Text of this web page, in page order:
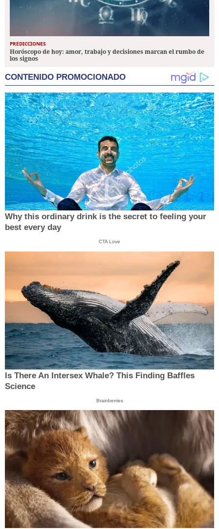
PREDICCIONES
Horóscopo de hoy: amor, trabajo y decisiones marcan el rumbo de
los signos
CONTENIDO PROMOCIONADO
Why this ordinary drink is the secret to feeling your
best every day
CTA Love
Is There An Intersex Whale? This Finding Baffles
Science
Brainberries